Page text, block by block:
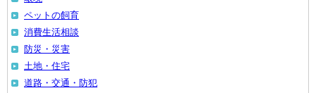
ペットの飼育
消費生活相談
防災・災害
土地・住宅
道路・交通・防犯